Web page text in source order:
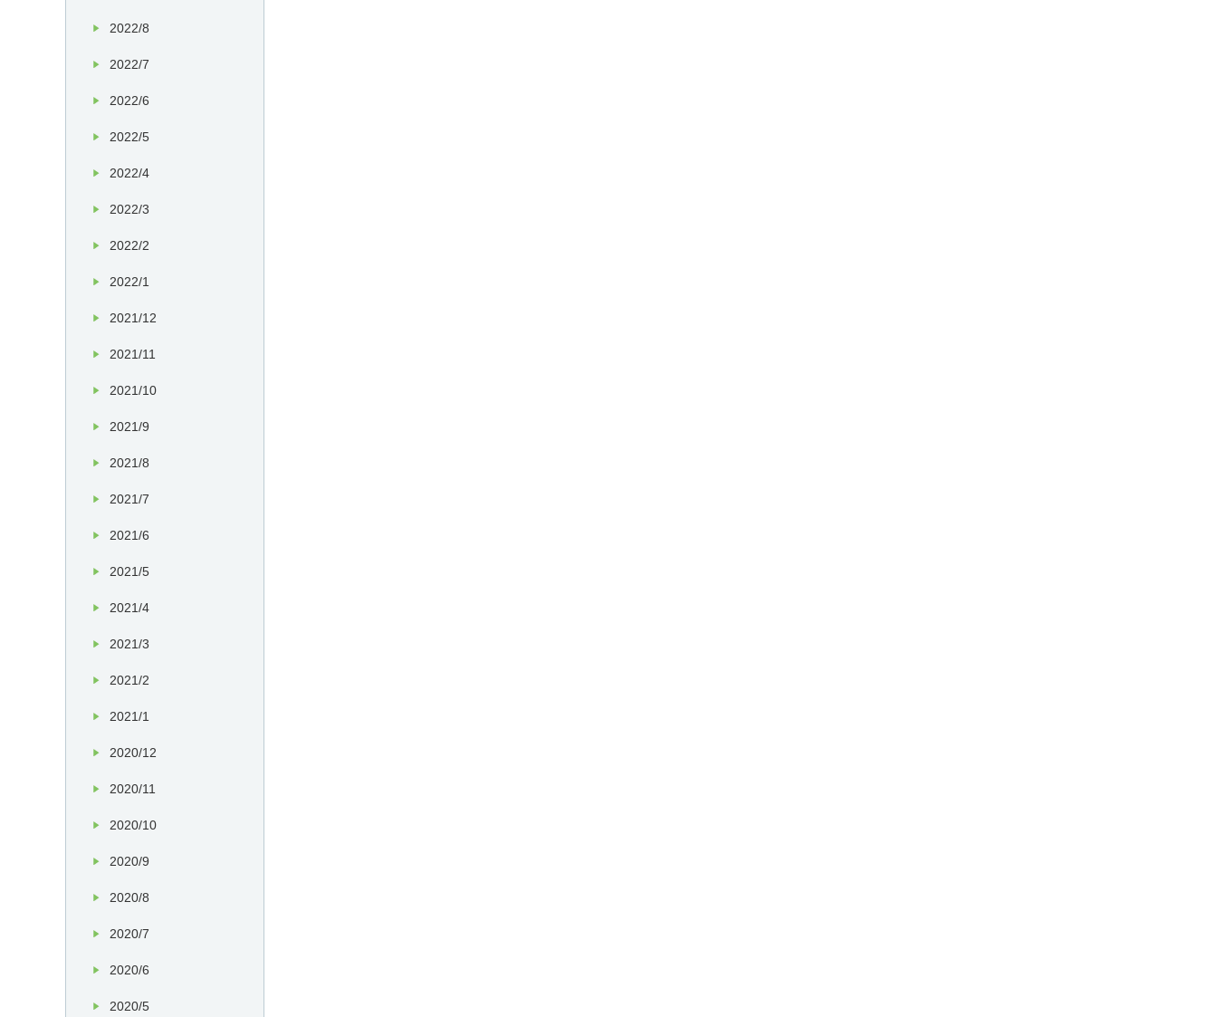
2022/8
2022/7
2022/6
2022/5
2022/4
2022/3
2022/2
2022/1
2021/12
2021/11
2021/10
2021/9
2021/8
2021/7
2021/6
2021/5
2021/4
2021/3
2021/2
2021/1
2020/12
2020/11
2020/10
2020/9
2020/8
2020/7
2020/6
2020/5